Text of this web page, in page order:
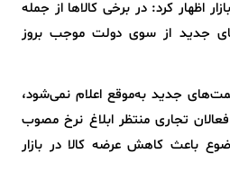
اظهار کرد: در برخی کالاها از جمله
جدید از سوی دولت موجب بروز
جدید به‌موقع اعلام نمی‌شود،
فعالان تجاری منتظر ابلاغ نرخ مصوب
باعث کاهش عرضه کالا در بازار